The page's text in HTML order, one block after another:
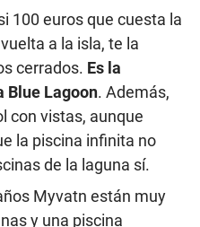
100 euros que cuesta la
a la isla, te la
cerrados. Es la
Blue Lagoon. Además,
con vistas, aunque
la piscina infinita no
de la laguna sí.
Myvatn están muy
y una piscina